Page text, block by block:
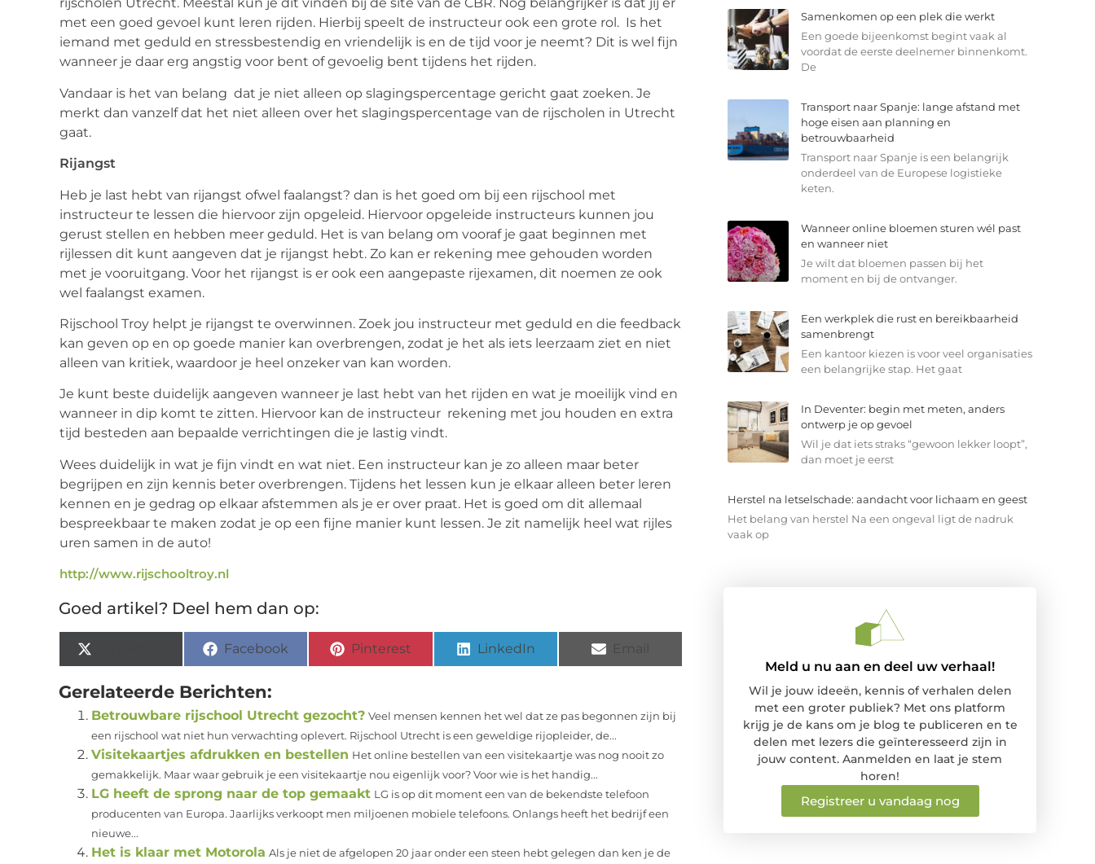
rijscholen Utrecht. Meestal kun je dit vinden bij de site van de CBR. Nog belangrijker is dat jij er
met een goed gevoel kunt leren rijden. Hierbij speelt de instructeur ook een grote rol. Is het
iemand met geduld en stressbestendig en vriendelijk is en de tijd voor je neemt? Dit is wel fijn
wanneer je daar erg angstig voor bent of gevoelig bent tijdens het rijden.
Vandaar is het van belang dat je niet alleen op slagingspercentage gericht gaat zoeken. Je
merkt dan vanzelf dat het niet alleen over het slagingspercentage van de rijscholen in Utrecht
gaat.
Rijangst
Heb je last hebt van rijangst ofwel faalangst? dan is het goed om bij een rijschool met
instructeur te lessen die hiervoor zijn opgeleid. Hiervoor opgeleide instructeurs kunnen jou
gerust stellen en hebben meer geduld. Het is van belang om vooraf je gaat beginnen met
rijlessen dit kunt aangeven dat je rijangst hebt. Zo kan er rekening mee gehouden worden
met je vooruitgang. Voor het rijangst is er ook een aangepaste rijexamen, dit noemen ze ook
wel faalangst examen.
Rijschool Troy helpt je rijangst te overwinnen. Zoek jou instructeur met geduld en die feedback
kan geven op en op goede manier kan overbrengen, zodat je het als iets leerzaam ziet en niet
alleen van kritiek, waardoor je heel onzeker van kan worden.
Je kunt beste duidelijk aangeven wanneer je last hebt van het rijden en wat je moeilijk vind en
wanneer in dip komt te zitten. Hiervoor kan de instructeur rekening met jou houden en extra
tijd besteden aan bepaalde verrichtingen die je lastig vindt.
Wees duidelijk in wat je fijn vindt en wat niet. Een instructeur kan je zo alleen maar beter
begrijpen en zijn kennis beter overbrengen. Tijdens het lessen kun je elkaar alleen beter leren
kennen en je gedrag op elkaar afstemmen als je er over praat. Het is goed om dit allemaal
bespreekbaar te maken zodat je op een fijne manier kunt lessen. Je zit namelijk heel wat rijles
uren samen in de auto!
http://www.rijschooltroy.nl
Goed artikel? Deel hem dan op:
Facebook Pinterest LinkedIn
Gerelateerde Berichten:
Betrouwbare rijschool Utrecht gezocht? Veel mensen kennen het wel dat ze pas begonnen zijn bij
een rijschool wat niet hun verwachting oplevert. Rijschool Utrecht is een geweldige rijopleider, de...
Visitekaartjes afdrukken en bestellen Het online bestellen van een visitekaartje was nog nooit zo
gemakkelijk. Maar waar gebruik je een visitekaartje nou eigenlijk voor? Voor wie is het handig...
LG heeft de sprong naar de top gemaakt LG is op dit moment een van de bekendste telefoon
producenten van Europa. Jaarlijks verkoopt men miljoenen mobiele telefoons. Onlangs heeft het bedrijf een
nieuwe...
Het is klaar met Motorola Als je niet de afgelopen 20 jaar onder een steen hebt gelegen dan ken je de
Samenkomen op een plek die werkt
Een goede bijeenkomst begint vaak al
voordat de eerste deelnemer binnenkomt.
De
Transport naar Spanje: lange afstand met
hoge eisen aan planning en
betrouwbaarheid
Transport naar Spanje is een belangrijk
onderdeel van de Europese logistieke
keten.
Wanneer online bloemen sturen wél past
en wanneer niet
Je wilt dat bloemen passen bij het
moment en bij de ontvanger.
Een werkplek die rust en bereikbaarheid
samenbrengt
Een kantoor kiezen is voor veel organisaties
een belangrijke stap. Het gaat
In Deventer: begin met meten, anders
ontwerp je op gevoel
Wil je dat iets straks “gewoon lekker loopt”,
dan moet je eerst
Herstel na letselschade: aandacht voor lichaam en geest
Het belang van herstel Na een ongeval ligt de nadruk
vaak op
Meld u nu aan en deel uw verhaal!
Wil je jouw ideeën, kennis of verhalen delen
met een groter publiek? Met ons platform
krijg je de kans om je blog te publiceren en te
delen met lezers die geïnteresseerd zijn in
jouw content. Aanmelden en laat je stem
horen!
Registreer u vandaag nog